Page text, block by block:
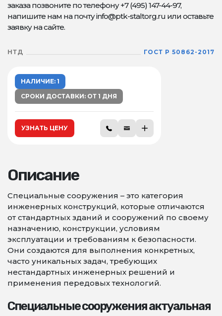
заказа позвоните по телефону +7 (495) 147-44-97,
напишите нам на почту info@ptk-staltorg.ru или оставьте
заявку на сайте.
НТД ГОСТ Р 50862-2017
НАЛИЧИЕ: 1
СРОКИ ДОСТАВКИ: ОТ 1 ДНЯ
УЗНАТЬ ЦЕНУ
Описание
Специальные сооружения – это категория
инженерных конструкций, которые отличаются
от стандартных зданий и сооружений по своему
назначению, конструкции, условиям
эксплуатации и требованиям к безопасности.
Они создаются для выполнения конкретных,
часто уникальных задач, требующих
нестандартных инженерных решений и
применения передовых технологий.
Специальные сооружения актуальная